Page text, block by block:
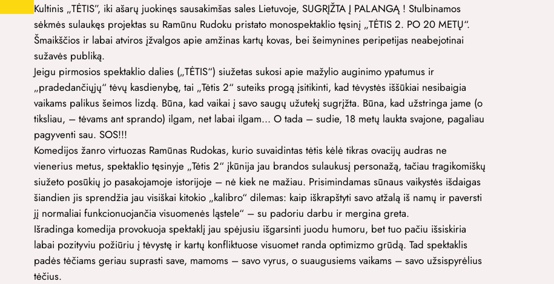
Kultinis „TĖTIS”, iki ašarų juokinęs sausakimšas sales Lietuvoje, SUGRĮŽTA Į PALANGĄ ! Stulbinamos
sėkmės sulaukęs projektas su Ramūnu Rudoku pristato monospektaklio tęsinį „TĖTIS 2. PO 20 METŲ“.
Šmaikščios ir labai atviros įžvalgos apie amžinas kartų kovas, bei šeimynines peripetijas neabejotinai
sužavės publiką.
Jeigu pirmosios spektaklio dalies („TĖTIS“) siužetas sukosi apie mažylio auginimo ypatumus ir
„pradedančiųjų“ tėvų kasdienybę, tai „Tėtis 2“ suteiks progą įsitikinti, kad tėvystės iššūkiai nesibaigia
vaikams palikus šeimos lizdą. Būna, kad vaikai į savo saugų užutekį sugrįžta. Būna, kad užstringa jame (o
tiksliau, – tėvams ant sprando) ilgam, net labai ilgam… O tada – sudie, 18 metų laukta svajone, pagaliau
pagyventi sau. SOS!!!
Komedijos žanro virtuozas Ramūnas Rudokas, kurio suvaidintas tėtis kėlė tikras ovacijų audras ne
vienerius metus, spektaklio tęsinyje „Tėtis 2“ įkūnija jau brandos sulaukusį personažą, tačiau tragikomiškų
siužeto posūkių jo pasakojamoje istorijoje – nė kiek ne mažiau. Prisimindamas sūnaus vaikystės išdaigas
šiandien jis sprendžia jau visiškai kitokio „kalibro“ dilemas: kaip iškrapštyti savo atžalą iš namų ir paversti
jį normaliai funkcionuojančia visuomenės ląstele“ – su padoriu darbu ir mergina greta.
Išradinga komedija provokuoja spektaklį jau spėjusiu išgarsinti juodu humoru, bet tuo pačiu išsiskiria
labai pozityviu požiūriu į tėvystę ir kartų konfliktuose visuomet randa optimizmo grūdą. Tad spektaklis
padės tėčiams geriau suprasti save, mamoms – savo vyrus, o suaugusiems vaikams – savo užsispyrėlius
tėčius.